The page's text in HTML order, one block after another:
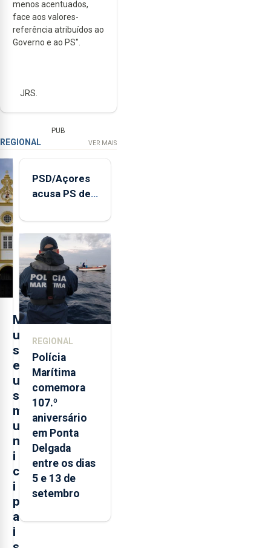
menos acentuados,
face aos valores-
referência atribuídos ao
Governo e ao PS".
JRS.
PUB
REGIONAL VER MAIS
M
u
s
e
u
s
m
u
n
i
c
i
p
a
i
PSD/Açores
acusa PS de
contraditória"
sobre
evolução
turística
REGIONAL
Polícia
Marítima
comemora
107.º
aniversário
em Ponta
Delgada
entre os dias
5 e 13 de
setembro